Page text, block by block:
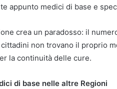
appunto medici di base e
crea un paradosso: il
cittadini non trovano il proprio
la continuità delle cure.
di base nelle altre Regioni